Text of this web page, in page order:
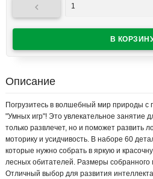

Описание
Погрузитесь в волшебный мир природы с
"Умных игр"! Это увлекательное занятие
только развлечет, но и поможет развить
моторику и усидчивость. В наборе 60
которые нужно собрать в яркую и
лесных обитателей. Размеры собранного
Отличный выбор для развития